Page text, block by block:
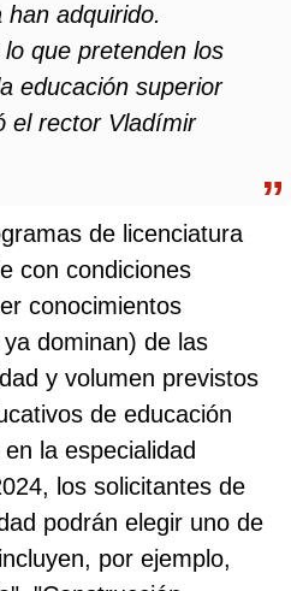
adquirido.
que pretenden los
educación superior
el rector Vladímir
de licenciatura
con condiciones
conocimientos
dominan) de las
y volumen previstos
de educación
la especialidad
los solicitantes de
podrán elegir uno de
por ejemplo,